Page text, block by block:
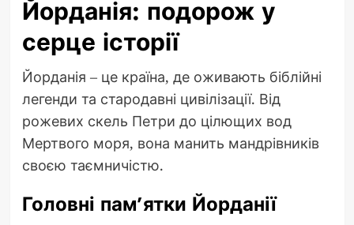
Йорданія: подорож у
серце історії
Йорданія – це країна, де оживають біблійні
легенди та стародавні цивілізації. Від
рожевих скель Петри до цілющих вод
Мертвого моря, вона манить мандрівників
своєю таємничістю.
Головні пам’ятки Йорданії